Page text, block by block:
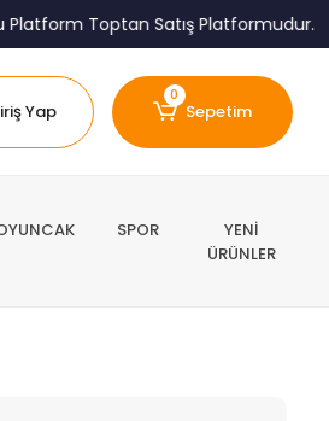
Toptan Satış Platformudur.
Yap
0
Sepetim
SPOR
YENİ
ÜRÜNLER